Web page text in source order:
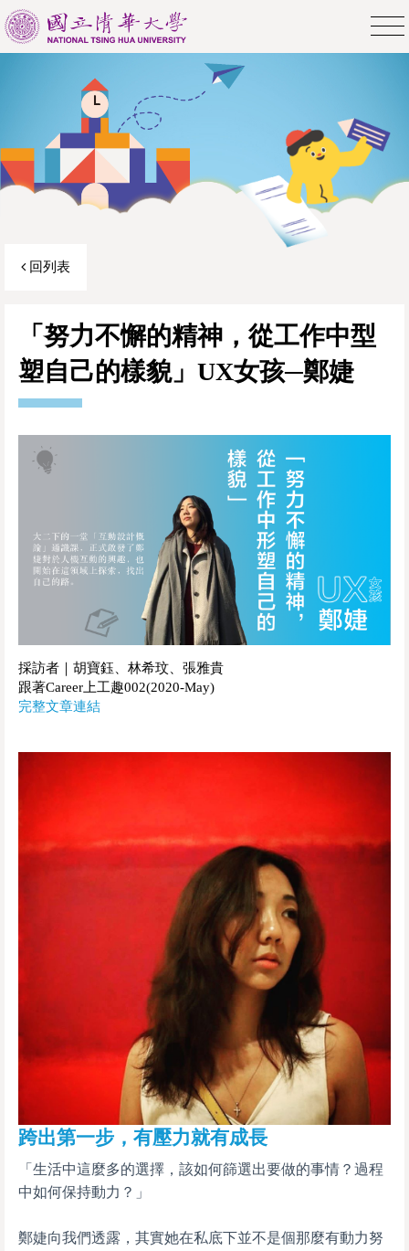
回列表
「努力不懈的精神，從工作中型
塑自己的樣貌」UX女孩─鄭婕
採訪者｜胡寶鈺、林希玟、張雅貴
跟著Career上工趣002(2020-May)
完整文章連結
跨出第一步，有壓力就有成長
「生活中這麼多的選擇，該如何篩選出要做的事情？過程
中如何保持動力？」
鄭婕向我們透露，其實她在私底下並不是個那麼有動力努